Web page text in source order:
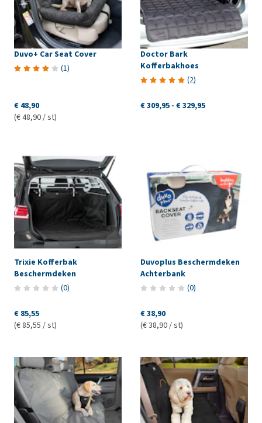
Duvo+ Car Seat Cover
(1)
€ 48,90
(€ 48,90 / st)
Doctor Bark
Kofferbakhoes
(2)
€ 309,95 - € 329,95
Trixie Kofferbak
Beschermdeken
(0)
€ 85,55
(€ 85,55 / st)
Duvoplus Beschermdeken
Achterbank
(0)
€ 38,90
(€ 38,90 / st)